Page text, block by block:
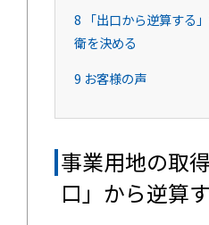
8 「出口から逆算する
衛を決める
9 お客様の声
事業用地の取
口」から逆算